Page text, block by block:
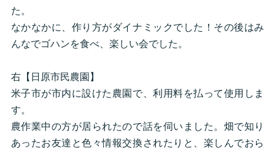
た。
なかなかに、作り方がダイナミックでした！その後はみ
んなでゴハンを食べ、楽しい会でした。
右【日原市民農園】
米子市が市内に設けた農園で、利用料を払って使用しま
す。
農作業中の方が居られたので話を伺いました。畑で知り
あったお友達と色々情報交換されたりと、楽しんでおら